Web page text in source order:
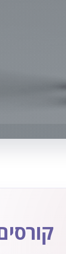
ושיפור